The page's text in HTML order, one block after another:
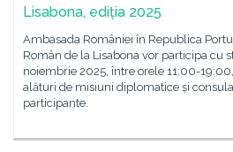
Lisabona, ediția 2025
Ambasada României în Republica
Român de la Lisabona vor participa cu
noiembrie 2025, între orele 11:00-
alături de misiuni diplomatice și
participante.